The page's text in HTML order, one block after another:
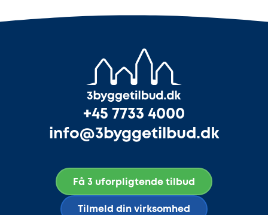
+45 7733 4000
info@3byggetilbud.dk
Få 3 uforpligtende tilbud
Tilmeld din virksomhed